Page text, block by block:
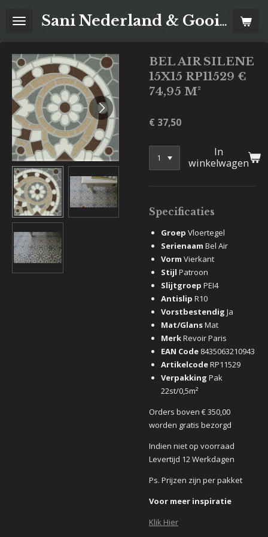
direct
hoofdinhoud
Sani Nederland & Goois Tegelhuis
BEL AIR SILENE
15X15 RP11529 €
74,95 M²
€ 37,50
In
winkelwagen
Specificaties
Groep Vloertegel
Serienaam Bel Air
Vorm Vierkant
Stijl Patroon
Slijtgroep PEI4
Antislip R10
Vorstbestendig Ja
Mat/GlansMat
MerkRevoir Paris
EAN Code 8435063210943
ArtikelcodeRP11529
Verpakking Pak
22st/0,5m²
Orders boven € 350,00
worden gratis bezorgd
Indien niet op voorraad
Levertijd 12 Werkdagen
Ps. Prijzen zijn per pakket
Voor meer inspiratie
Klik Hier